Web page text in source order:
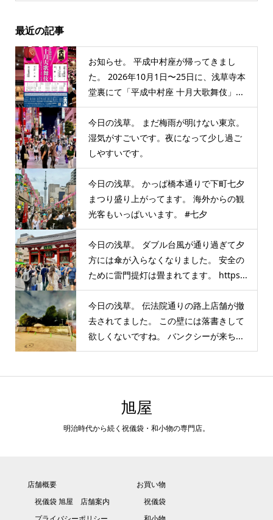
最近の記事
お知らせ。 平成中村座が帰ってきまし
た。 2026年10月1日〜25日に、浅草寺本
堂裏にて「平成中村座 十月大歌舞伎」...
今日の浅草。 まだ梅雨が明けない東京。
湿気がすごいです。夜になって少し過ご
しやすいです。
今日の浅草。 かっぱ橋本通りで下町七夕
まつり盛り上がってます。 海外からの観
光客もいっぱいいます。 #七夕
今日の浅草。 ダブル台風が通り過ぎて夕
方には傘が入らなくなりました。 安全の
ために雷門提灯は畳まれてます。 https...
今日の浅草。 伝法院通りの路上店舗が撤
去されてました。 この壁には落書きして
欲しくないですね。 バンクシーが来ち...
旭屋
明治時代から続く祝儀袋・和小物の専門店。
店舗概要
祝儀袋 旭屋 店舗案内
お買い物
祝儀袋